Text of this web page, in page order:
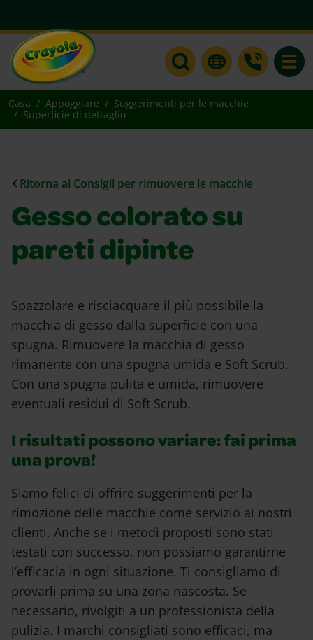
Casa Appoggiare
Suggerimenti per le macchie
Superficie di dettaglio
Ritorna ai Consigli per rimuovere le macchie
Gesso colorato su
pareti dipinte
Spazzolare e risciacquare il più possibile la
macchia di gesso dalla superficie con una
spugna. Rimuovere la macchia di gesso
rimanente con una spugna umida e Soft Scrub.
Con una spugna pulita e umida, rimuovere
eventuali residui di Soft Scrub.
I risultati possono variare: fai prima
una prova!
Siamo felici di offrire suggerimenti per la
rimozione delle macchie come servizio ai nostri
clienti. Anche se i metodi proposti sono stati
testati con successo, non possiamo garantirne
l’efficacia in ogni situazione. Ti consigliamo di
provarli prima su una zona nascosta. Se
necessario, rivolgiti a un professionista della
pulizia. I marchi consigliati sono efficaci, ma